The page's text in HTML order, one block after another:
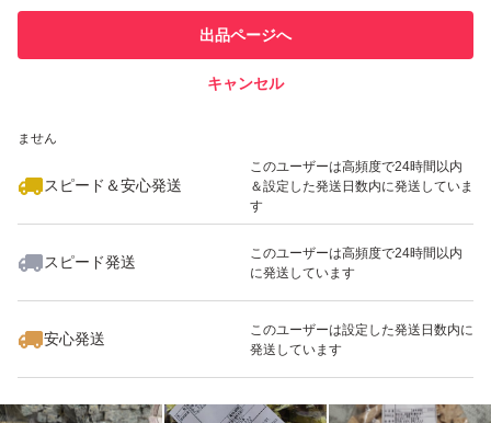
での取引実績があります
ません
スピード＆安心発送
このユーザーは高頻度で24時間以内
＆設定した発送日数内に発送していま
す
スピード発送
このユーザーは高頻度で24時間以内
に発送しています
安心発送
このユーザーは設定した発送日数内に
発送しています
出品ページへ
キャンセル
いいね！
1,000